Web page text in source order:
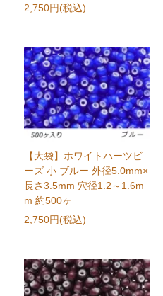
2,750円(税込)
【大袋】ホワイトハーツビ
ーズ 小 ブルー 外径5.0mm×
長さ3.5mm 穴径1.2～1.6m
m 約500ヶ
2,750円(税込)